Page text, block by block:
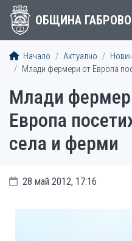
ОБЩИНА ГАБРОВО
Начало Актуално
Млади фермери от Европа
Млади
Европа
села и ферми
28 май 2012, 17:16